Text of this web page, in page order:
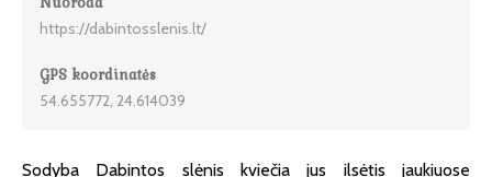
https://dabintosslenis.lt/
GPS koordinatės
54.655772, 24.614039
Sodyba Dabintos slėnis kviečia jus ilsėtis jaukiuose